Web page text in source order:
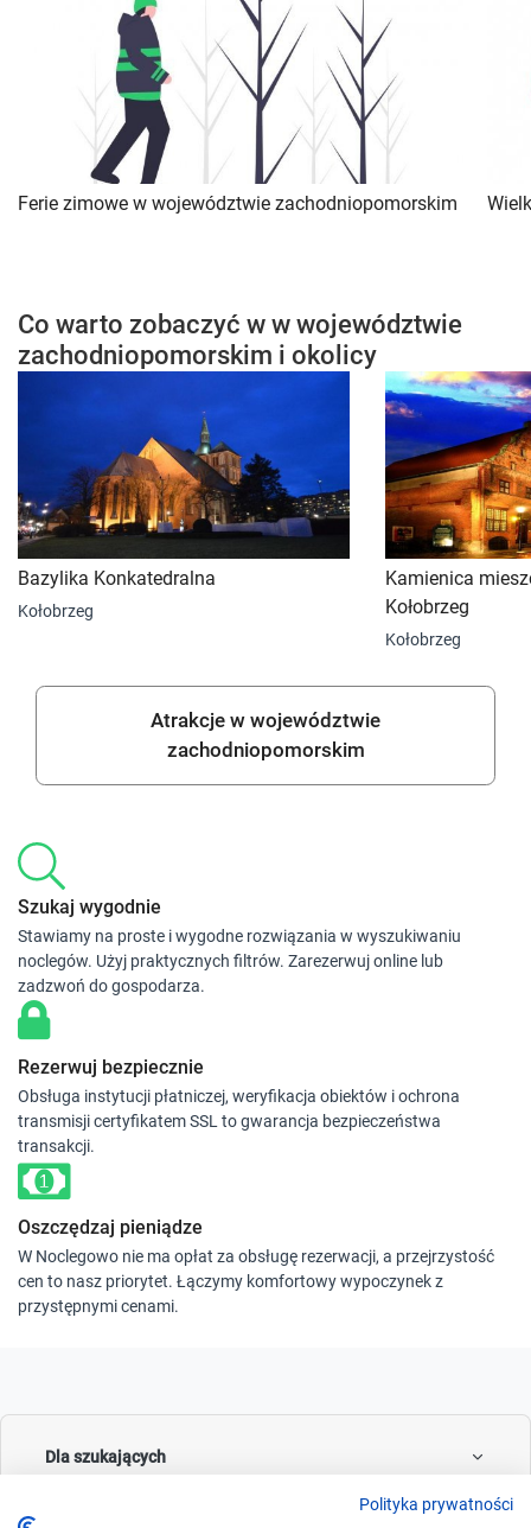
Ferie zimowe w województwie zachodniopomorskim
Co warto zobaczyć w w województwie
zachodniopomorskim i okolicy
Bazylika Konkatedralna
Kołobrzeg
Kamienica
Kołobrzeg
Kołobrzeg
Atrakcje w województwie
zachodniopomorskim
Szukaj wygodnie
Stawiamy na proste i wygodne rozwiązania w wyszukiwaniu
noclegów. Użyj praktycznych filtrów. Zarezerwuj online lub
zadzwoń do gospodarza.
Rezerwuj bezpiecznie
Obsługa instytucji płatniczej, weryfikacja obiektów i ochrona
transmisji certyfikatem SSL to gwarancja bezpieczeństwa
transakcji.
Oszczędzaj pieniądze
W Noclegowo nie ma opłat za obsługę rezerwacji, a przejrzystość
cen to nasz priorytet. Łączymy komfortowy wypoczynek z
przystępnymi cenami.
Dla szukających
Polityka prywatności